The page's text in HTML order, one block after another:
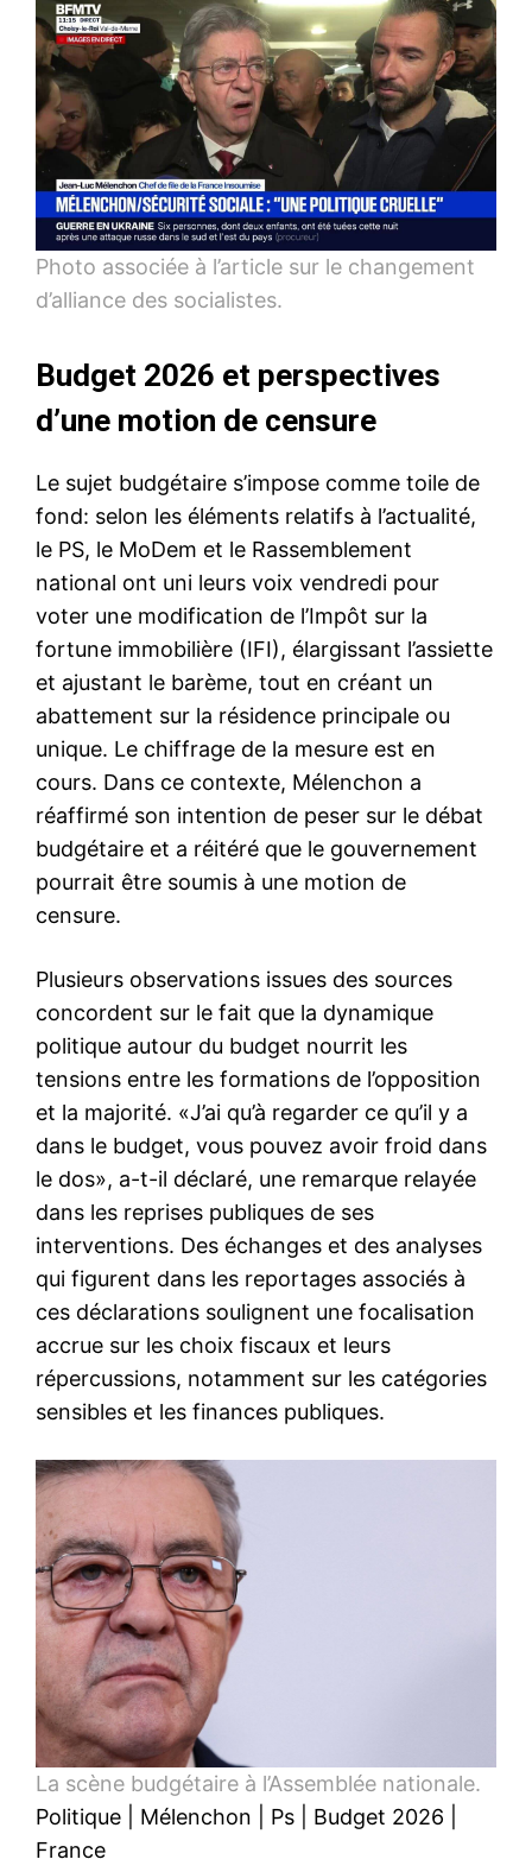
Photo associée à l’article sur le changement
d’alliance des socialistes.
Budget 2026 et perspectives
d’une motion de censure
Le sujet budgétaire s’impose comme toile de
fond: selon les éléments relatifs à l’actualité,
le PS, le MoDem et le Rassemblement
national ont uni leurs voix vendredi pour
voter une modification de l’Impôt sur la
fortune immobilière (IFI), élargissant l’assiette
et ajustant le barème, tout en créant un
abattement sur la résidence principale ou
unique. Le chiffrage de la mesure est en
cours. Dans ce contexte, Mélenchon a
réaffirmé son intention de peser sur le débat
budgétaire et a réitéré que le gouvernement
pourrait être soumis à une motion de
censure.
Plusieurs observations issues des sources
concordent sur le fait que la dynamique
politique autour du budget nourrit les
tensions entre les formations de l’opposition
et la majorité. «J’ai qu’à regarder ce qu’il y a
dans le budget, vous pouvez avoir froid dans
le dos», a-t-il déclaré, une remarque relayée
dans les reprises publiques de ses
interventions. Des échanges et des analyses
qui figurent dans les reportages associés à
ces déclarations soulignent une focalisation
accrue sur les choix fiscaux et leurs
répercussions, notamment sur les catégories
sensibles et les finances publiques.
La scène budgétaire à l’Assemblée nationale.
Politique
Mélenchon Ps Budget 2026
France